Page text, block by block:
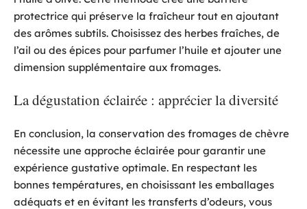
protectrice qui préserve la fraîcheur tout en ajoutant
des arômes subtils. Choisissez des herbes fraîches, de
l’ail ou des épices pour parfumer l’huile et ajouter une
dimension supplémentaire aux fromages.
La dégustation éclairée : apprécier la diversité
En conclusion, la conservation des fromages de chèvre
nécessite une approche éclairée pour garantir une
expérience gustative optimale. En respectant les
bonnes températures, en choisissant les emballages
adéquats et en évitant les transferts d’odeurs, vous